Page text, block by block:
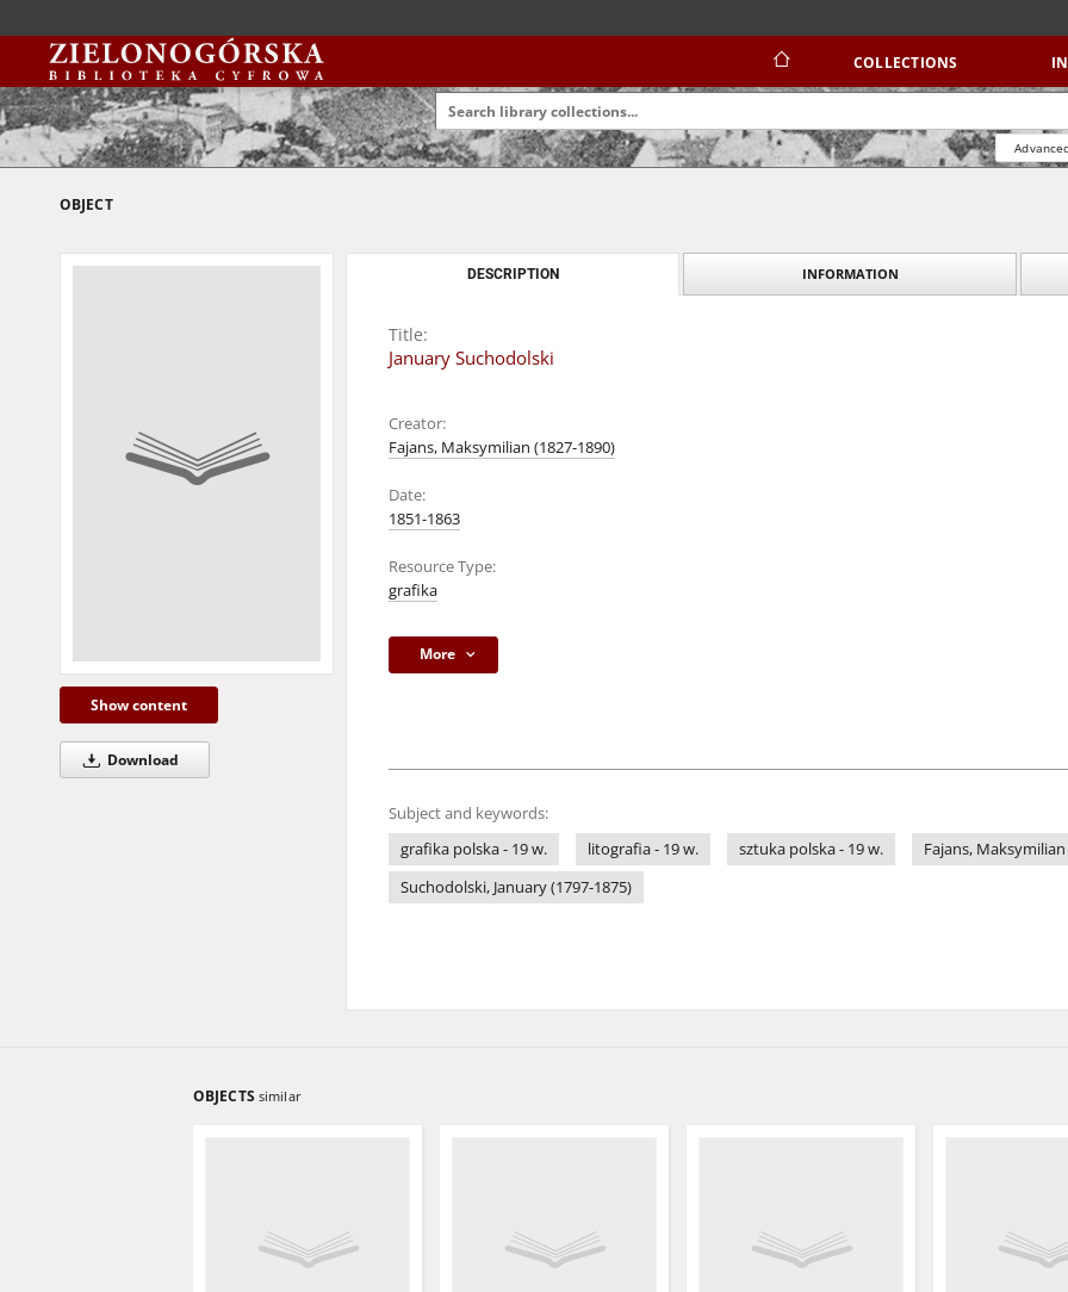
COLLECTIONS
OBJECT
Show content
Download
DESCRIPTION INFORMATION
Title:
January Suchodolski
Creator:
Fajans, Maksymilian (1827-1890)
Date:
1851-1863
Resource Type:
grafika
More
Subject and keywords:
grafika polska - 19 w.
litografia - 19 w. sztuka polska - 19 w.
Fajans,
Suchodolski, January (1797-1875)
OBJECTS similar